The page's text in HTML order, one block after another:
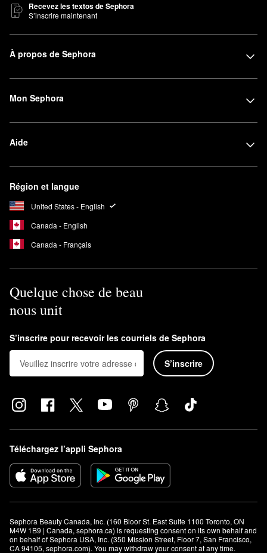
Recevez les textos de Sephora
S’inscrire maintenant
À propos de Sephora
Mon Sephora
Aide
Région et langue
United States - English
Canada - English
Canada - Français
Quelque chose de beau
nous unit
S’inscrire pour recevoir les courriels de Sephora
S’inscrire
Téléchargez l’appli Sephora
Sephora Beauty Canada, Inc. (160 Bloor St. East Suite 1100 Toronto, ON
M4W 1B9 | Canada, sephora.ca) is requesting consent on its own behalf and
on behalf of Sephora USA, Inc. (350 Mission Street, Floor 7, San Francisco,
CA 94105, sephora.com). You may withdraw your consent at any time.